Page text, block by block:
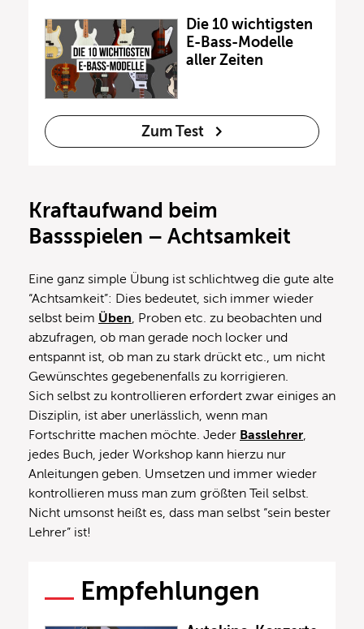
Die 10 wichtigsten
E-Bass-Modelle
aller Zeiten
Zum Test
Kraftaufwand beim
Bassspielen – Achtsamkeit
Eine ganz simple Übung ist schlichtweg die gute alte
“Achtsamkeit”: Dies bedeutet, sich immer wieder
selbst beim Üben, Proben etc. zu beobachten und
abzufragen, ob man gerade noch locker und
entspannt ist, ob man zu stark drückt etc., um nicht
Gewünschtes gegebenenfalls zu korrigieren.
Sich selbst zu kontrollieren erfordert zwar einiges an
Disziplin, ist aber unerlässlich, wenn man
Fortschritte machen möchte. Jeder Basslehrer,
jedes Buch, jeder Workshop kann hierzu nur
Anleitungen geben. Umsetzen und immer wieder
kontrollieren muss man zum größten Teil selbst.
Nicht umsonst heißt es, dass man selbst “sein bester
Lehrer” ist!
Empfehlungen